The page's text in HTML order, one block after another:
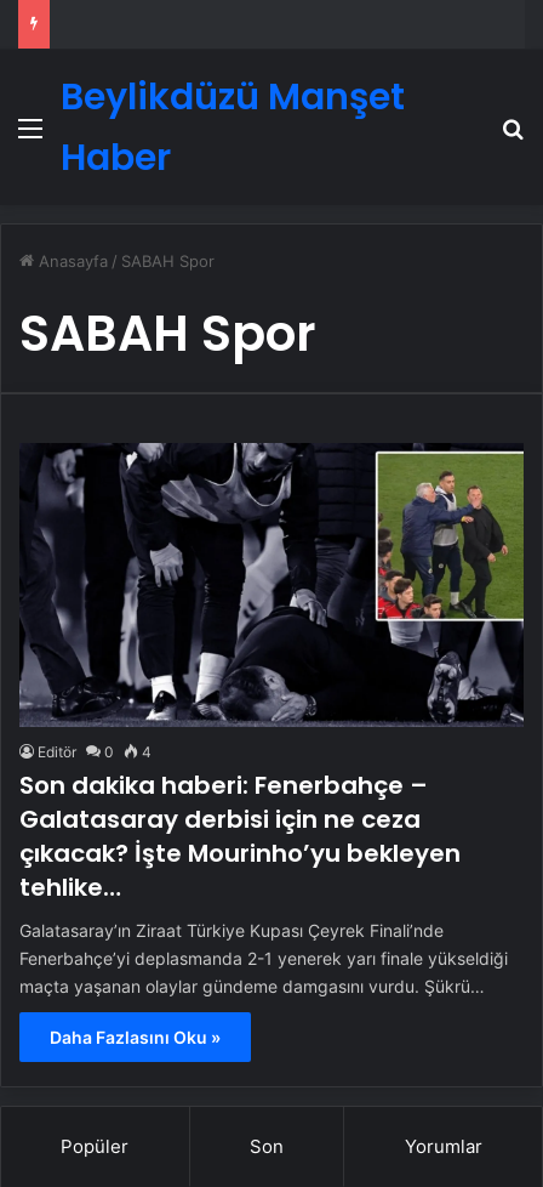
Menü
Beylikdüzü Manşet
Haber
Anasayfa / SABAH Spor
SABAH Spor
Editör 0 4
Son dakika haberi: Fenerbahçe –
Galatasaray derbisi için ne ceza
çıkacak? İşte Mourinho’yu bekleyen
tehlike…
Galatasaray’ın Ziraat Türkiye Kupası Çeyrek Finali’nde
Fenerbahçe’yi deplasmanda 2-1 yenerek yarı finale yükseldiği
maçta yaşanan olaylar gündeme damgasını vurdu. Şükrü…
Daha Fazlasını Oku »
Popüler Son Yorumlar